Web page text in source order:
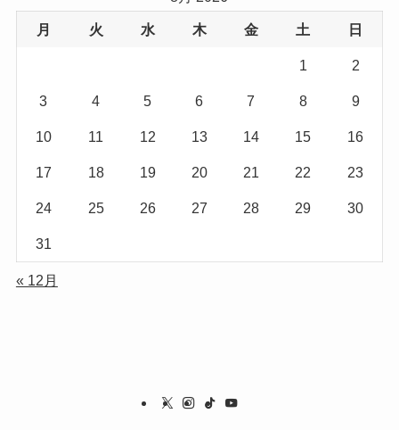
月 火 水 木 金 土 日
1 2
3 4 5 6 7 8 9
10 11 12 13 14 15 16
17 18 19 20 21 22 23
24 25 26 27 28 29 30
31
« 12月